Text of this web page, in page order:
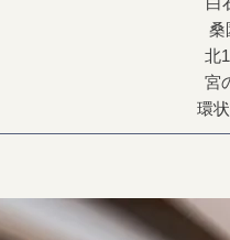
桑
北
宮
環